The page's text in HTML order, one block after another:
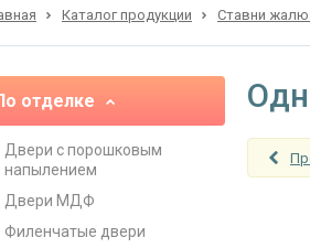
Каталог продукции Ставни
отделке
Двери с порошковым
напылением
Двери МДФ
Филенчатые двери